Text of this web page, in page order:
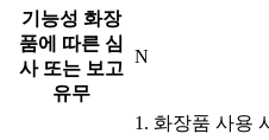
기능성 화장
품에 따른 심
사 또는 보고
유무
N
1. 화장품 사용